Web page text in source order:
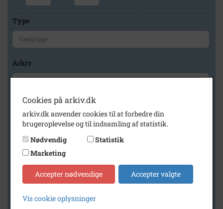
Type
Arkiv
Geografi
Generelt
Vis kun med billeder
Vis kun med lydklip
Cookies på arkiv.dk
arkiv.dk anvender cookies til at forbedre din
brugeroplevelse og til indsamling af statistik.
Nødvendig
Statistik
Marketing
Accepter nødvendige Accepter valgte
Vis cookie oplysninger